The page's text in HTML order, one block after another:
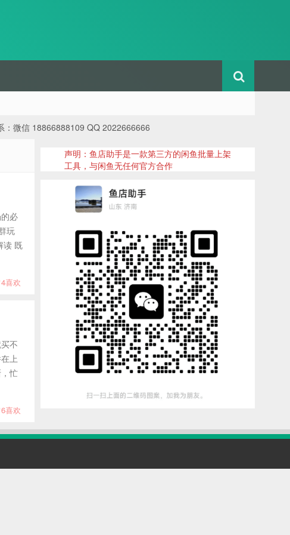
：微信 18866888109 QQ 2022666666
必
玩
读 既
4喜欢
不
上
忙
6喜欢
声明：鱼店助手是一款第三方的闲鱼批量上架
工具，与闲鱼无任何官方合作